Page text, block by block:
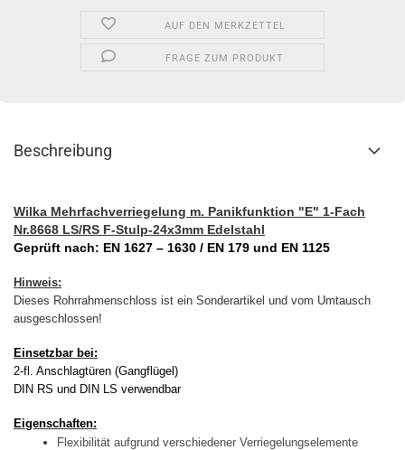
AUF DEN MERKZETTEL
FRAGE ZUM PRODUKT
Beschreibung
Wilka Mehrfachverriegelung m. Panikfunktion "E" 1-Fach
Nr.8668 LS/RS F-Stulp-24x3mm Edelstahl
Geprüft nach: EN 1627 – 1630 / EN 179 und EN 1125
Hinweis:
Dieses Rohrrahmenschloss ist ein Sonderartikel und vom Umtausch
ausgeschlossen!
Einsetzbar bei:
2-fl. Anschlagtüren (Gangflügel)
DIN RS und DIN LS verwendbar
Eigenschaften:
Flexibilität aufgrund verschiedener Verriegelungselemente